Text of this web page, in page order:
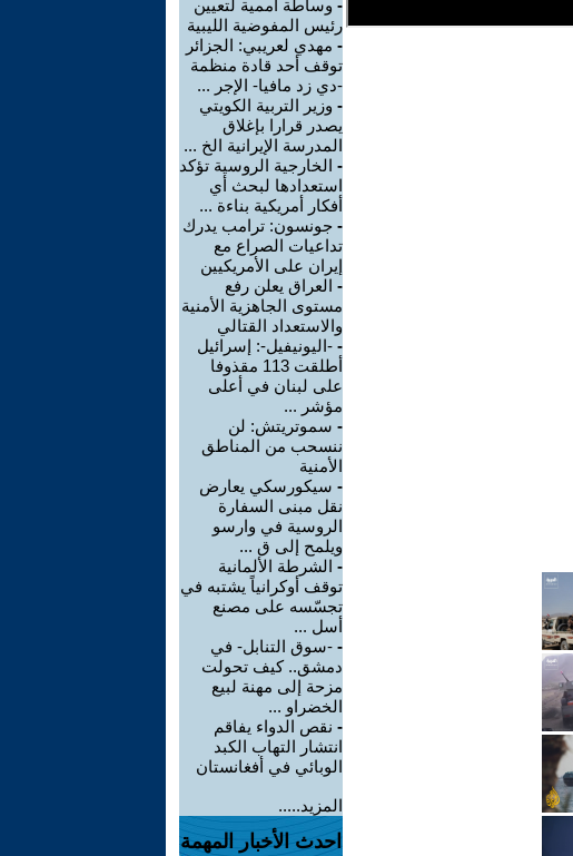
- وساطة أممية لتعيين
رئيس المفوضية الليبية
- مهدي لعريبي: الجزائر
توقف أحد قادة منظمة
-دي زد مافيا- الإجر ...
- وزير التربية الكويتي
يصدر قرارا بإغلاق
المدرسة الإيرانية الخ ...
- الخارجية الروسية تؤكد
استعدادها لبحث أي
أفكار أمريكية بناءة ...
- جونسون: ترامب يدرك
تداعيات الصراع مع
إيران على الأمريكيين
- العراق يعلن رفع
مستوى الجاهزية الأمنية
والاستعداد القتالي
- -اليونيفيل-: إسرائيل
أطلقت 113 مقذوفا
على لبنان في أعلى
مؤشر ...
- سموتريتش: لن
ننسحب من المناطق
الأمنية
- سيكورسكي يعارض
نقل مبنى السفارة
الروسية في وارسو
ويلمح إلى ق ...
- الشرطة الألمانية
توقف أوكرانياً يشتبه في
تجسّسه على مصنع
أسل ...
- -سوق التنابل- في
دمشق.. كيف تحولت
مزحة إلى مهنة لبيع
الخضراو ...
- نقص الدواء يفاقم
انتشار التهاب الكبد
الوبائي في أفغانستان
المزيد.....
احدث الأخبار المهمة